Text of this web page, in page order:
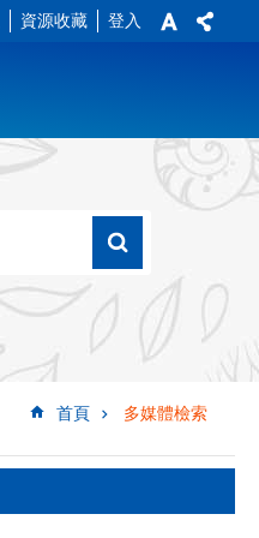
資源收藏 登入
首頁 多媒體檢索